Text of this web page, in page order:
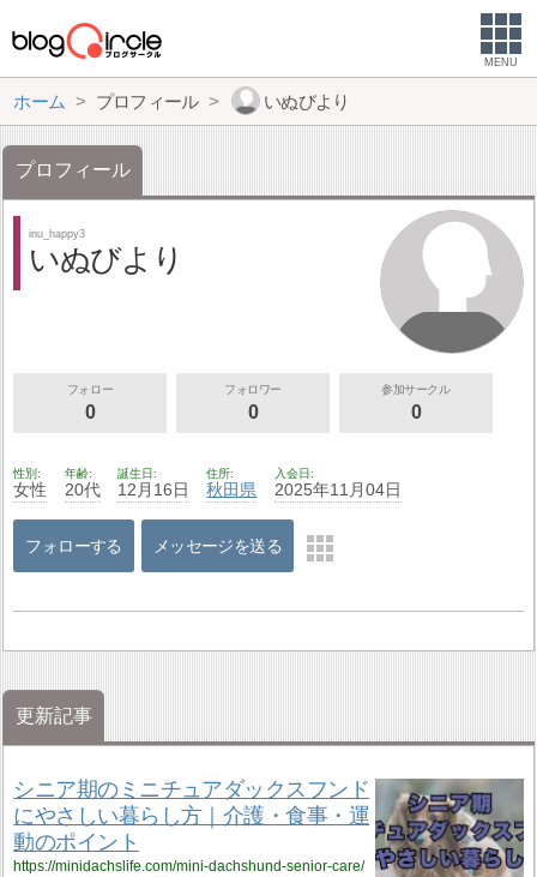
MENU
ホーム プロフィール いぬびより
プロフィール
inu_happy3
いぬびより
フォロー
0
フォロワー
0
参加サークル
0
性別
女性
年齢
20代
誕生日
12月16日
住所
秋田県
入会日
2025年11月04日
フォローする メッセージを送る
更新記事
シニア期のミニチュアダックスフンド
にやさしい暮らし方｜介護・食事・運
動のポイント
https://minidachslife.com/mini-dachshund-senior-care/